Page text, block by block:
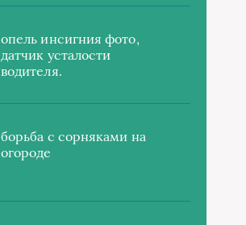
опель инсигния фото,
датчик усталости
водителя.
борьба с сорняками на
огороде